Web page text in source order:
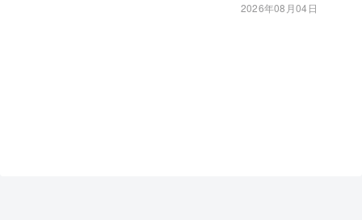
2026年08月04日